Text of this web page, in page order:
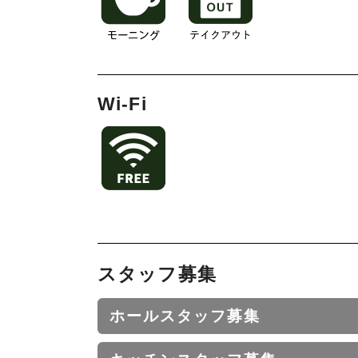
Wi-Fi
スタッフ募集
ホールスタッフ募集